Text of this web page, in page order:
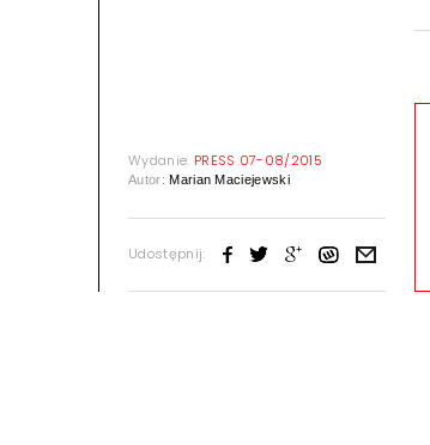
Wydanie: PRESS 07-08/2015
Autor:Marian Maciejewski
Udostępnij: